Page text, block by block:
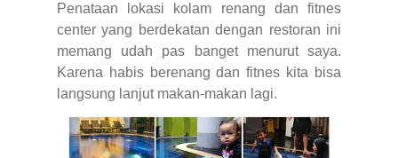
Penataan lokasi kolam renang dan fitnes
center yang berdekatan dengan restoran ini
memang udah pas banget menurut saya.
Karena habis berenang dan fitnes kita bisa
langsung lanjut makan-makan lagi.